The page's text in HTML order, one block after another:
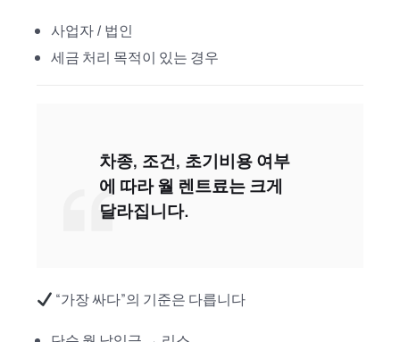
사업자 / 법인
세금 처리 목적이 있는 경우
차종, 조건, 초기비용 여부
에 따라 월 렌트료는 크게
달라집니다.
“가장 싸다”의 기준은 다릅니다